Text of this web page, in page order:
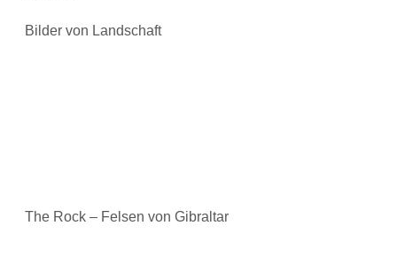
Bilder von Landschaft
The Rock – Felsen von Gibraltar